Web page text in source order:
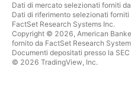
Dati di mercato selezionati forniti da
Dati di riferimento selezionati
FactSet Research Systems Inc.
Copyright © 2026, American
fornito da FactSet Research
Documenti depositati presso la
© 2026 TradingView, Inc.